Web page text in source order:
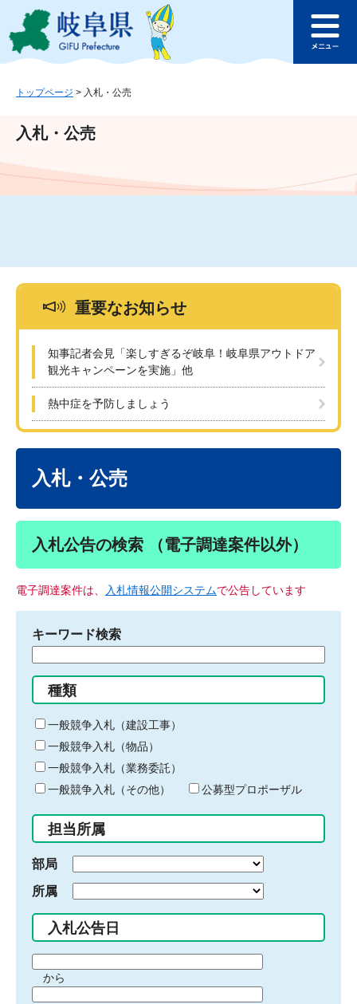
ジ
ュ
文
このページの本文へ
ュ
トップページ > 入札・公売
入札・公売
重要なお知らせ
知事記者会見「楽しすぎるぞ岐阜！岐阜県アウトドア
観光キャンペーンを実施」他
熱中症を予防しましょう
入札・公売
入札公告の検索 （電子調達案件以外）
電子調達案件は、 入札情報公開システムで公告しています
キーワード検索
る
キ
ー
ワ
ー
ド
入
力
種類
一般競争入札（建設工事）
一般競争入札（物品）
一般競争入札（業務委託）
一般競争入札（その他）
公募型プロポーザル
担当所属
部局
所属
入札公告日
間から